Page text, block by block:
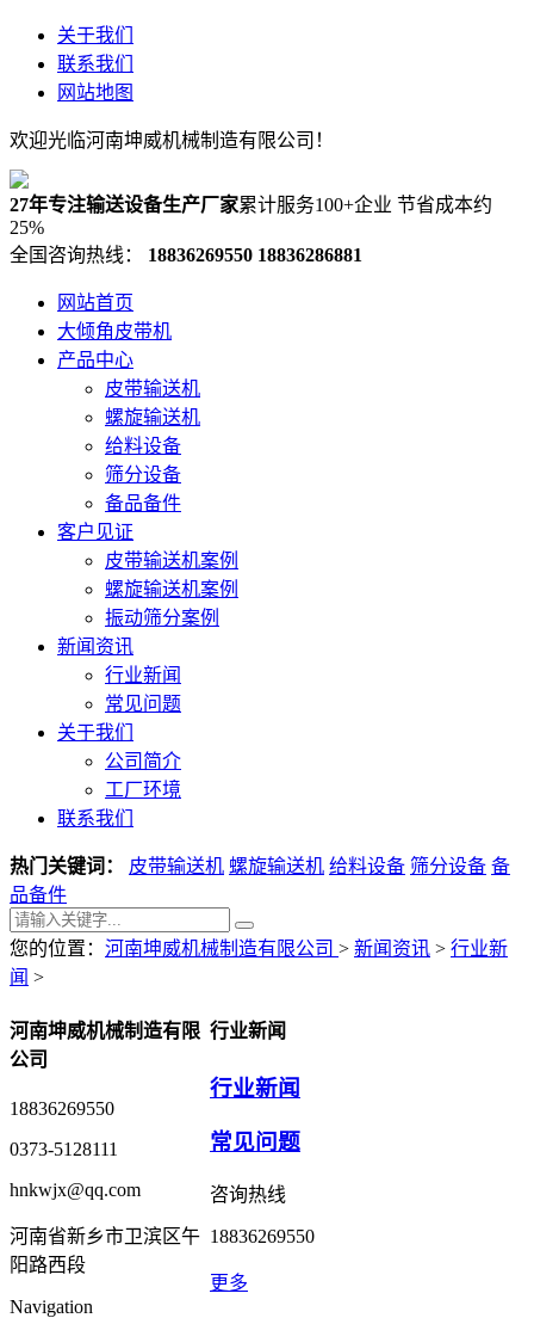
关于我们
联系我们
网站地图
欢迎光临河南坤威机械制造有限公司！
27年专注输送设备生产厂家累计服务100+企业 节省成本约
25%
全国咨询热线：
18836269550 18836286881
网站首页
大倾角皮带机
产品中心
皮带输送机
螺旋输送机
给料设备
筛分设备
备品备件
客户见证
皮带输送机案例
螺旋输送机案例
振动筛分案例
新闻资讯
行业新闻
常见问题
关于我们
公司简介
工厂环境
联系我们
热门关键词： 皮带输送机 螺旋输送机 给料设备 筛分设备 备
品备件
您的位置： 河南坤威机械制造有限公司 > 新闻资讯 > 行业新
闻 >
行业新闻
行业新闻
常见问题
咨询热线
18836269550
更多
河南坤威机械制造有限
公司
18836269550
0373-5128111
hnkwjx@qq.com
河南省新乡市卫滨区午
阳路西段
Navigation